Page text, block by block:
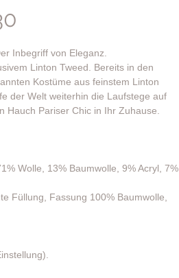
Inbegriff von Eleganz.
Linton Tweed. Bereits in den
Kostüme aus feinstem Linton
der Welt weiterhin die Laufstege auf
Pariser Chic in Ihr Zuhause.
Wolle, 13% Baumwolle, 9% Acryl, 7%
Füllung, Fassung 100% Baumwolle,